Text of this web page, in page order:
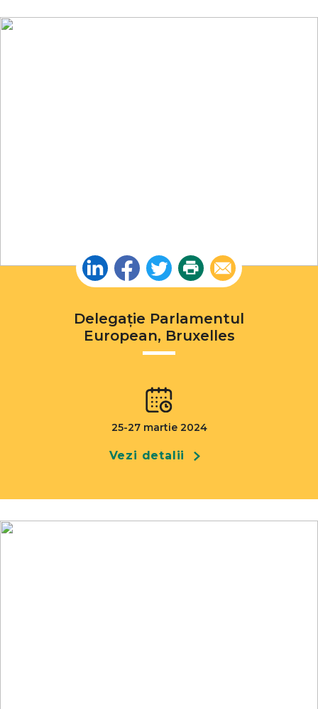
Delegație Parlamentul
European, Bruxelles
25-27 martie 2024
Vezi detalii
LinkedinFacebook
TwitterPrint Email